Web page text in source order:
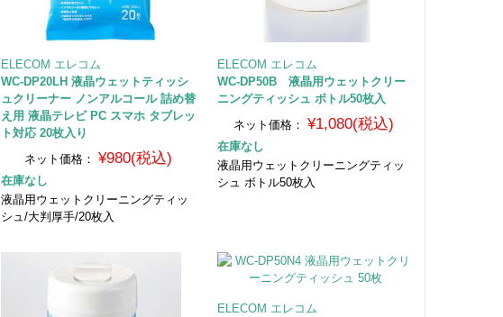
ELECOM エレコム
WC-DP20LH 液晶ウェットティッシ
ュクリーナー ノンアルコール 詰め替
え用 液晶テレビ PC スマホ タブレッ
ト対応 20枚入り
ネット価格：
¥980(税込)
在庫なし
液晶用ウェットクリーニングティッ
シュ/大判厚手/20枚入
ELECOM エレコム
WC-DP50B 液晶用ウェットクリー
ニングティッシュ ボトル50枚入
ネット価格：
¥1,080(税込)
在庫なし
液晶用ウェットクリーニングティッ
シュ ボトル50枚入
ELECOM エレコム